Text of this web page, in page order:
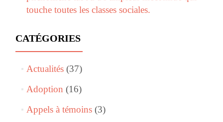
touche toutes les classes sociales.
CATÉGORIES
Actualités(37)
Adoption (16)
Appels à témoins(3)